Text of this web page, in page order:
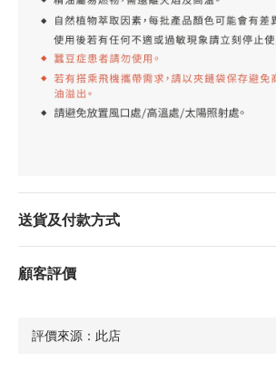
送貨及付款方式
顧客評價